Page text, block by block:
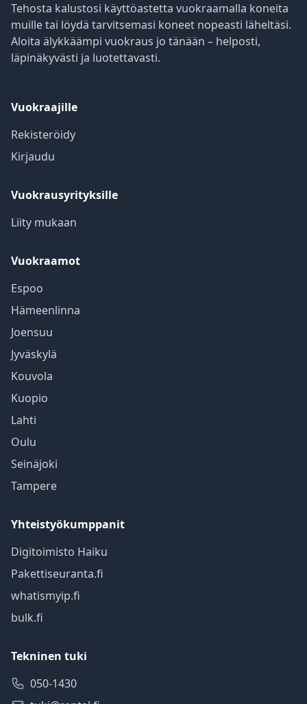
Tehosta kalustosi käyttöastetta vuokraamalla koneita
muille tai löydä tarvitsemasi koneet nopeasti läheltäsi.
Aloita älykkäämpi vuokraus jo tänään – helposti,
läpinäkyvästi ja luotettavasti.
Vuokraajille
Rekisteröidy
Kirjaudu
Vuokrausyrityksille
Liity mukaan
Vuokraamot
Espoo
Hämeenlinna
Joensuu
Jyväskylä
Kouvola
Kuopio
Lahti
Oulu
Seinäjoki
Tampere
Yhteistyökumppanit
Digitoimisto Haiku
Pakettiseuranta.fi
whatismyip.fi
bulk.fi
Tekninen tuki
050-1430